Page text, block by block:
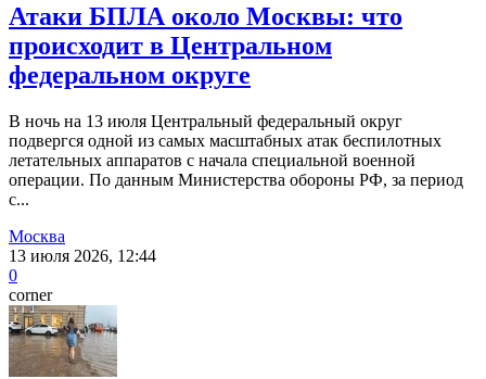
Атаки БПЛА около Москвы: что
происходит в Центральном
федеральном округе
В ночь на 13 июля Центральный федеральный округ
подвергся одной из самых масштабных атак беспилотных
летательных аппаратов с начала специальной военной
операции. По данным Министерства обороны РФ, за период
с...
Москва
13 июля 2026, 12:44
0
corner